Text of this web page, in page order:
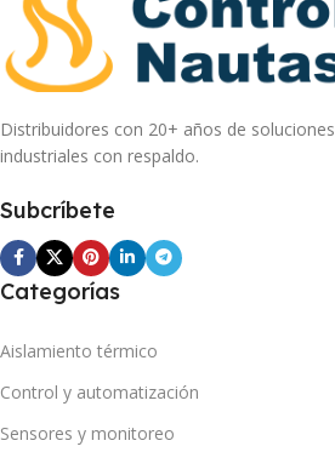
Distribuidores con 20+ años de soluciones
industriales con respaldo.
Subcríbete
Categorías
Aislamiento térmico
Control y automatización
Sensores y monitoreo